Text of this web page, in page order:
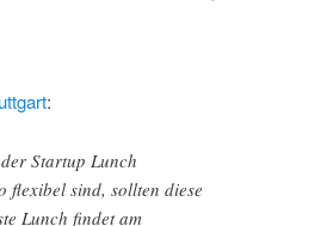
:
Startup Lunch
flexibel sind, sollten diese
Lunch findet am